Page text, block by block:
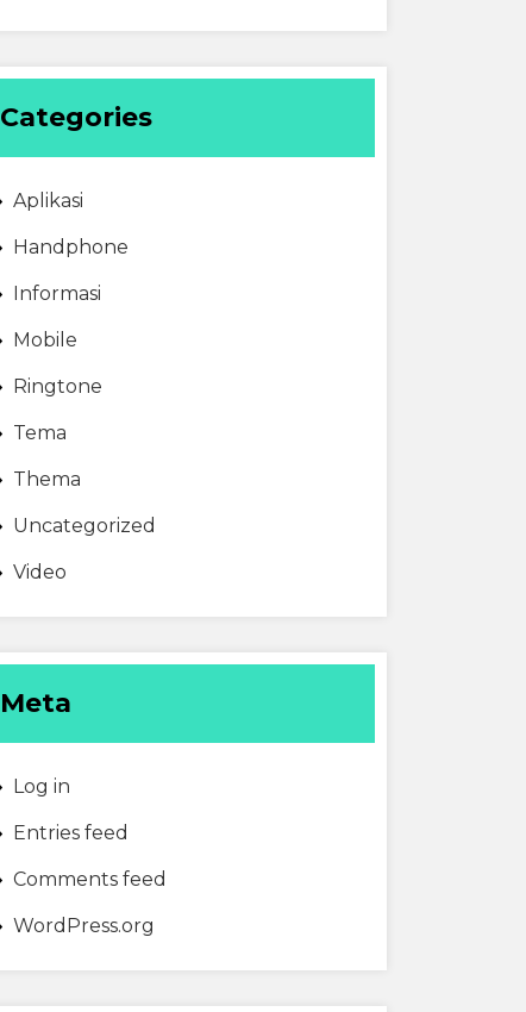
Categories
Aplikasi
Handphone
Informasi
Mobile
Ringtone
Tema
Thema
Uncategorized
Video
Meta
Log in
Entries feed
Comments feed
WordPress.org